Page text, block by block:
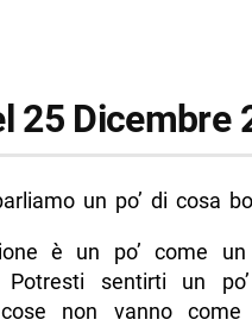
25 Dicembre
un po’ di cosa
è un po’ come
Potresti sentirti un
non vanno